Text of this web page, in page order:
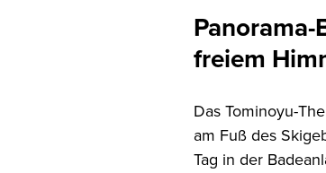
freiem
Das Tominoyu-
am Fuß des
Tag in der